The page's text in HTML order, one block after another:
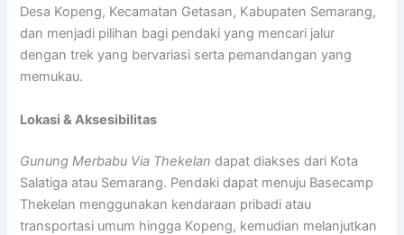
Desa Kopeng, Kecamatan Getasan, Kabupaten Semarang,
dan menjadi pilihan bagi pendaki yang mencari jalur
dengan trek yang bervariasi serta pemandangan yang
memukau.
Lokasi & Aksesibilitas
Gunung Merbabu Via Thekelan dapat diakses dari Kota
Salatiga atau Semarang. Pendaki dapat menuju Basecamp
Thekelan menggunakan kendaraan pribadi atau
transportasi umum hingga Kopeng, kemudian melanjutkan